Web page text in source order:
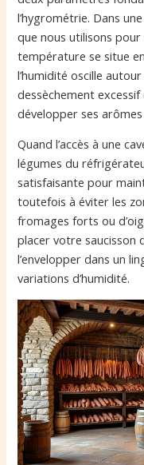
l’hygrométrie. Dans
que nous utilisons
température se situe
l’humidité oscille
dessèchement
développer ses
Quand l’accès à une
légumes du
satisfaisante pour
toutefois à éviter les
fromages forts ou
placer votre saucisson
l’envelopper dans un
variations d’humidité.